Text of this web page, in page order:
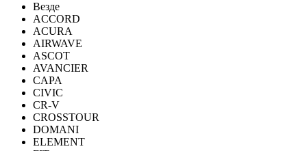
Везде
ACCORD
ACURA
AIRWAVE
ASCOT
AVANCIER
CAPA
CIVIC
CR-V
CROSSTOUR
DOMANI
ELEMENT